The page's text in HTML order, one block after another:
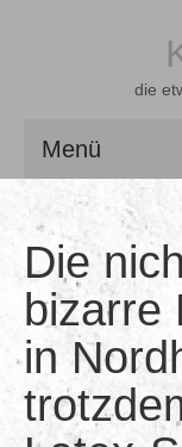
die
Menü
Shootings
Videos
Über mich
Die
bizarre
in